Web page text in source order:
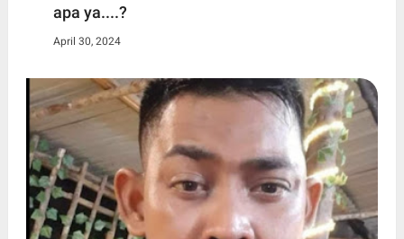
apa ya....?
April 30, 2024